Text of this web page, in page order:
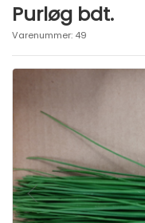
Purløg bdt.
Varenummer: 49